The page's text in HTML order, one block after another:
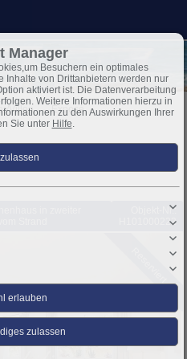
Villen Exposé
in zweiter
Strand
Objekt-Nr.:
H101000222
Manager
Besuchern ein optimales
Inhalte von Drittanbietern werden nur
aktiviert ist. Die Datenverarbeitung
Weitere Informationen hierzu in
zu den Auswirkungen Ihrer
Sie unter Hilfe.